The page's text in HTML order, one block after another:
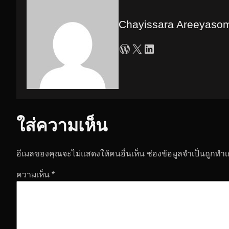
Chayissara
WordPress X LinkedIn
ใส่ความเห็น
อีเมลของคุณจะไม่แสดงให้คนอื่นเห็น ช่องข้อมูลจำเป็นถูกทำ
ความเห็น *